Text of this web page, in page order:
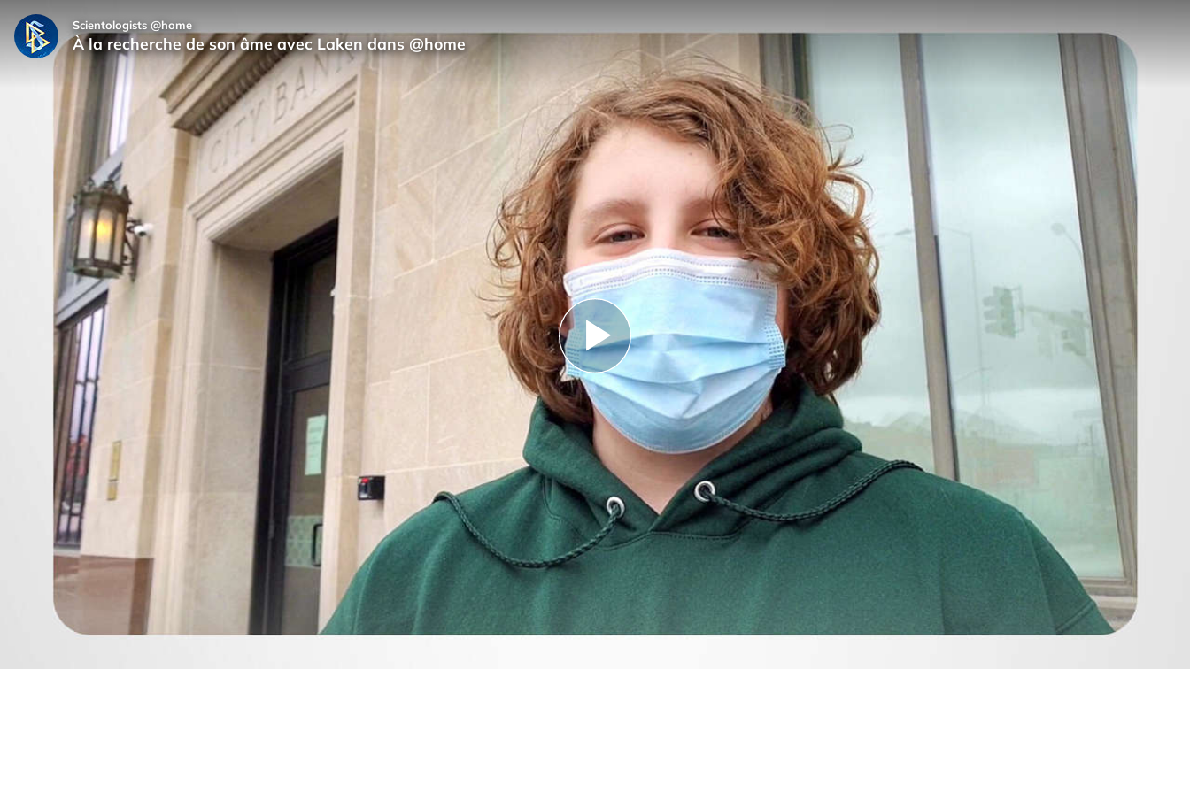
Play
Video
Scientologists @home
À la recherche de son âme avec Laken dans @home